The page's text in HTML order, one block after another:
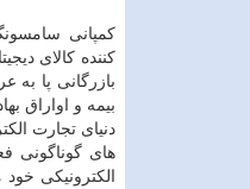
کمپانی
بازرگانی پا
دنیای تجارت
های گوناگونی
الکترونیکی